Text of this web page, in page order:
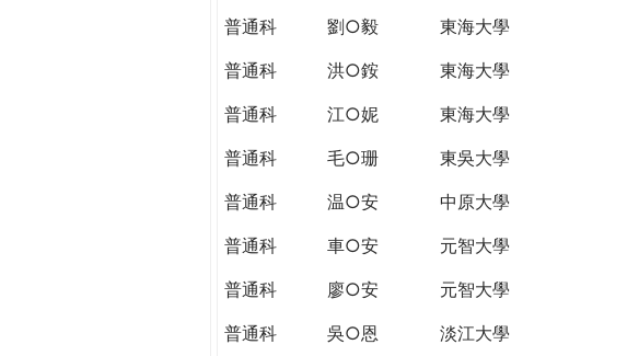
普通科
劉○毅 東海大學
普通科
洪○銨 東海大學
普通科
江○妮 東海大學
普通科
毛○珊 東吳大學
普通科
温○安 中原大學
普通科
車○安 元智大學
普通科
廖○安 元智大學
普通科
吳○恩 淡江大學